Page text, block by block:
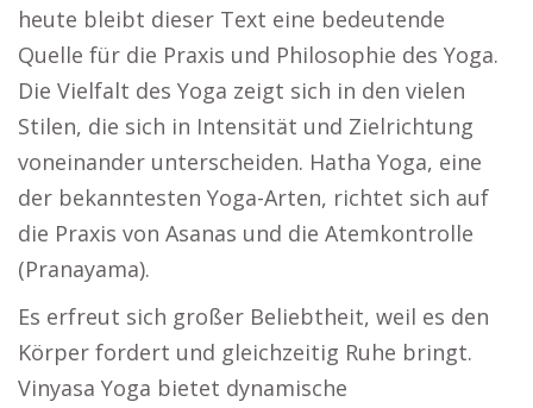
heute bleibt dieser Text eine bedeutende
Quelle für die Praxis und Philosophie des Yoga.
Die Vielfalt des Yoga zeigt sich in den vielen
Stilen, die sich in Intensität und Zielrichtung
voneinander unterscheiden. Hatha Yoga, eine
der bekanntesten Yoga-Arten, richtet sich auf
die Praxis von Asanas und die Atemkontrolle
(Pranayama).
Es erfreut sich großer Beliebtheit, weil es den
Körper fordert und gleichzeitig Ruhe bringt.
Vinyasa Yoga bietet dynamische